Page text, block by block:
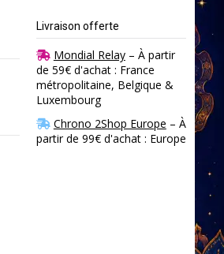
Livraison offerte
Mondial Relay– À partir
de 59€ d'achat : France
métropolitaine, Belgique &
Luxembourg
Chrono 2Shop Europe – À
partir de 99€ d'achat : Europe